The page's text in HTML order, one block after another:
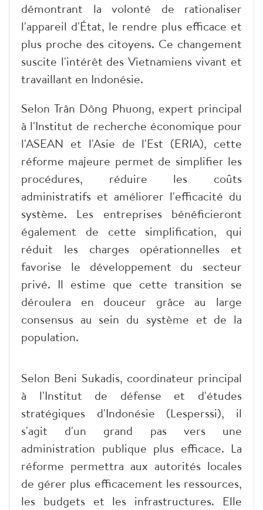
démontrant la volonté de rationaliser
l'appareil d'État, le rendre plus efficace et
plus proche des citoyens. Ce changement
suscite l'intérêt des Vietnamiens vivant et
travaillant en Indonésie.
Selon Trân Dông Phuong, expert principal
à l'Institut de recherche économique pour
l'ASEAN et l'Asie de l'Est (ERIA), cette
réforme majeure permet de simplifier les
procédures, réduire les coûts
administratifs et améliorer l'efficacité du
système. Les entreprises bénéficieront
également de cette simplification, qui
réduit les charges opérationnelles et
favorise le développement du secteur
privé. Il estime que cette transition se
déroulera en douceur grâce au large
consensus au sein du système et de la
population.
Selon Beni Sukadis, coordinateur principal
à l'Institut de défense et d'études
stratégiques d'Indonésie (Lesperssi), il
s'agit d'un grand pas vers une
administration publique plus efficace. La
réforme permettra aux autorités locales
de gérer plus efficacement les ressources,
les budgets et les infrastructures. Elle